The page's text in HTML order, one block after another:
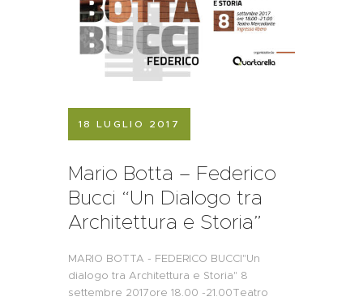
18 LUGLIO 2017
Mario Botta – Federico
Bucci “Un Dialogo tra
Architettura e Storia”
MARIO BOTTA - FEDERICO BUCCI"Un
dialogo tra Architettura e Storia" 8
settembre 2017ore 18.00 -21.00Teatro